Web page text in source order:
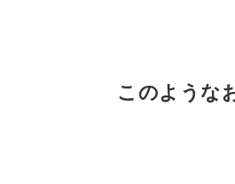
このような